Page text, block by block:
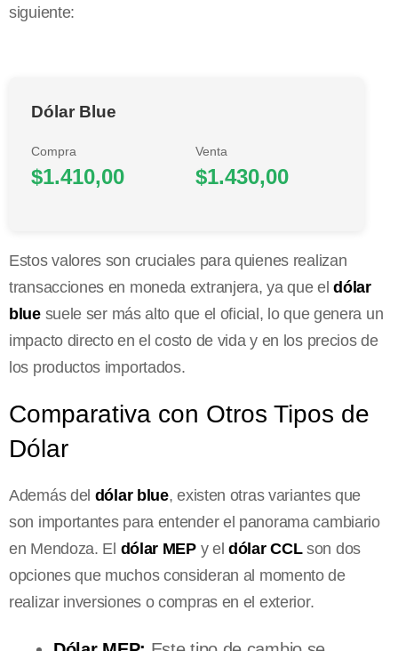
siguiente:
Dólar Blue
Compra
$1.410,00
Venta
$1.430,00
Estos valores son cruciales para quienes realizan
transacciones en moneda extranjera, ya que eldólar
bluesuele ser más alto que el oficial, lo que genera un
impacto directo en el costo de vida y en los precios de
los productos importados.
Comparativa con Otros Tipos de
Dólar
Además del dólar blue, existen otras variantes que
son importantes para entender el panorama cambiario
en Mendoza. El dólar MEPy eldólar CCLson dos
opciones que muchos consideran al momento de
realizar inversiones o compras en el exterior.